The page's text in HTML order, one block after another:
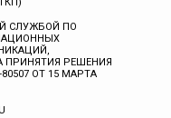
СЛУЖБОЙ ПО
ПРИНЯТИЯ РЕШЕНИЯ
ОТ 15 МАРТА